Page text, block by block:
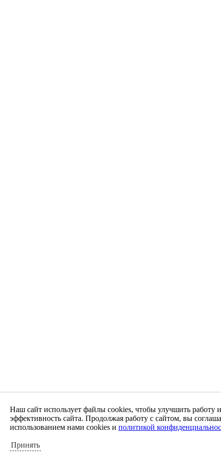
Наш сайт использует файлы cookies, чтобы улучшить работу
эффективность сайта. Продолжая работу с сайтом, вы
использованием нами cookies и политикой
Принять